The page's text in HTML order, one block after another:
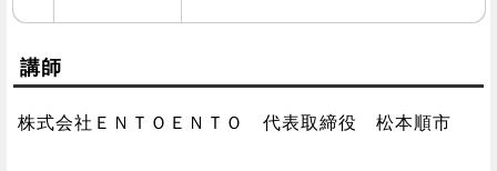
講師
株式会社ＥＮＴＯＥＮＴＯ 代表取締役 松本順市